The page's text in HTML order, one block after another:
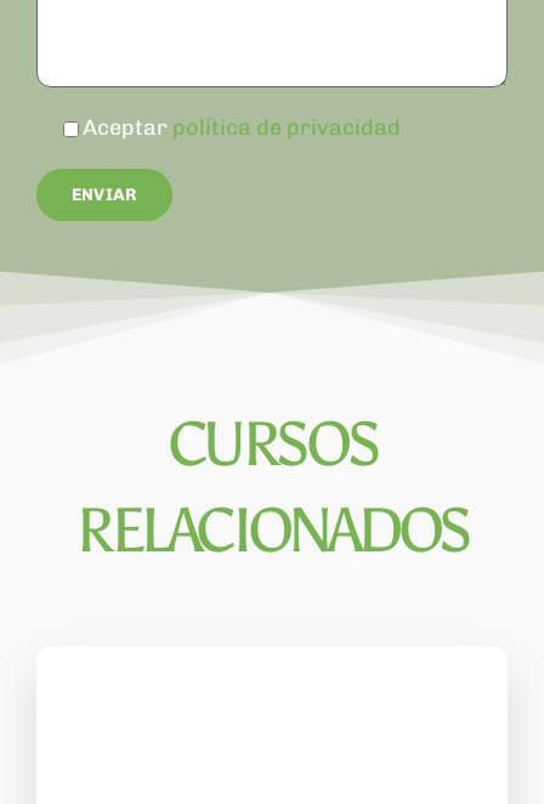
Aceptar política de privacidad
CURSOS
RELACIONADOS